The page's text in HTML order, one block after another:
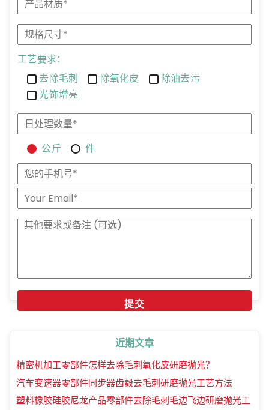
工艺要求：
去除毛刺
除氧化皮
除油去污
光饰增亮
公斤 件
近期文章
精密机加工零部件怎样去除毛刺氧化皮研磨抛光？
汽车变速器零部件同步器齿毂去毛刺研磨抛光工艺方法
塑料橡胶硅胶尼龙产品零部件去除毛刺毛边飞边研磨抛光工